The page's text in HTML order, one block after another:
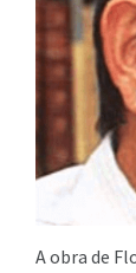
A obra de